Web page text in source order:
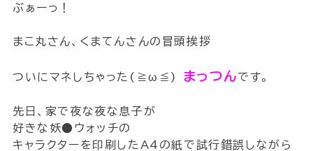
ぶぁーっ！
まこ丸さん、くまてんさんの冒頭挨拶
ついにマネしちゃった(≧ω≦) まっつんです。
先日、家で夜な夜な息子が
好きな妖●ウォッチの
キャラクターを印刷したA4の紙で試行錯誤しながら